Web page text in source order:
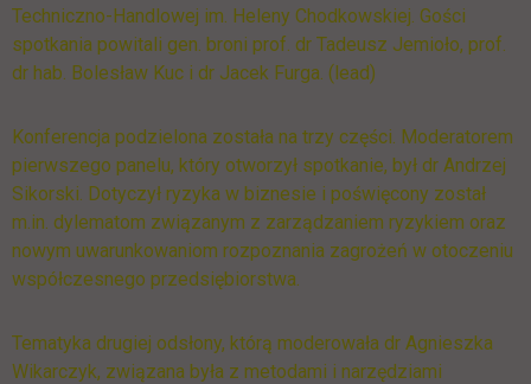
Techniczno-Handlowej im. Heleny Chodkowskiej. Gości
spotkania powitali gen. broni prof. dr Tadeusz Jemioło, prof.
dr hab. Bolesław Kuc i dr Jacek Furga. (lead)
Konferencja podzielona została na trzy części. Moderatorem
pierwszego panelu, który otworzył spotkanie, był dr Andrzej
Sikorski. Dotyczył ryzyka w biznesie i poświęcony został
m.in. dylematom związanym z zarządzaniem ryzykiem oraz
nowym uwarunkowaniom rozpoznania zagrożeń w otoczeniu
współczesnego przedsiębiorstwa.
Tematyka drugiej odsłony, którą moderowała dr Agnieszka
Wikarczyk, związana była z metodami i narzędziami